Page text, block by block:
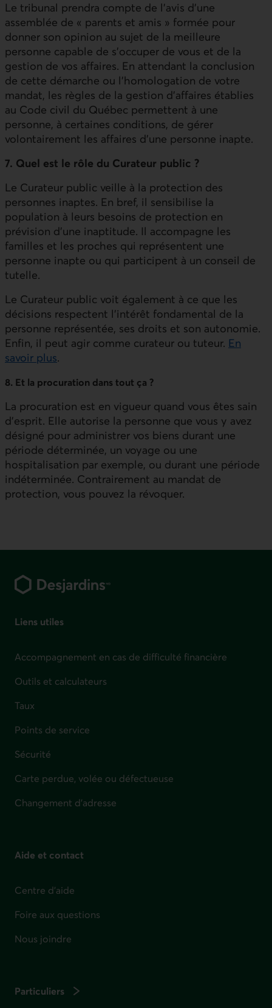
Le tribunal prendra compte de l’avis d’une
assemblée de « parents et amis » formée pour
donner son opinion au sujet de la meilleure
personne capable de s’occuper de vous et de la
gestion de vos affaires. En attendant la conclusion
de cette démarche ou l’homologation de votre
mandat, les règles de la gestion d’affaires établies
au Code civil du Québec permettent à une
personne, à certaines conditions, de gérer
volontairement les affaires d’une personne inapte.
7. Quel est le rôle du Curateur public ?
Le Curateur public veille à la protection des
personnes inaptes. En bref, il sensibilise la
population à leurs besoins de protection en
prévision d’une inaptitude. Il accompagne les
familles et les proches qui représentent une
personne inapte ou qui participent à un conseil de
tutelle.
Le Curateur public voit également à ce que les
décisions respectent l’intérêt fondamental de la
personne représentée, ses droits et son autonomie.
Enfin, il peut agir comme curateur ou tuteur. En
savoir plus.
8. Et la procuration dans tout ça ?
La procuration est en vigueur quand vous êtes sain
d’esprit. Elle autorise la personne que vous y avez
désigné pour administrer vos biens durant une
période déterminée, un voyage ou une
hospitalisation par exemple, ou durant une période
indéterminée. Contrairement au mandat de
protection, vous pouvez la révoquer.
Liens utiles
Accompagnement en cas de difficulté financière
Outils et calculateurs
Taux
Points de service
Sécurité
Carte perdue, volée ou défectueuse
Changement d'adresse
Aide et contact
Centre d'aide
Foire aux questions
Nous joindre
Particuliers